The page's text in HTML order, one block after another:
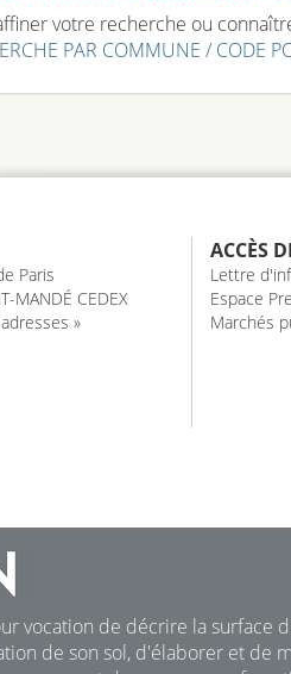
votre recherche ou
PAR COMMUNE / CODE
Paris
MANDÉ CEDEX
»
ACCÈS
Lettre
Espace
Marchés
vocation de décrire la surface
de son sol, d'élaborer et de